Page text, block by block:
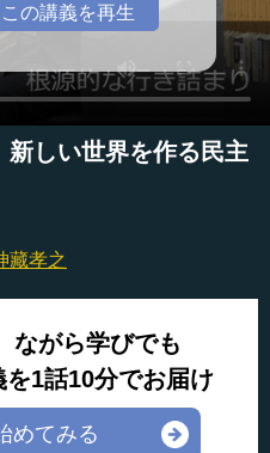
の講義を再生
しい世界を作る民主
藏孝之
ながら学びでも
1話10分でお届け
めてみる